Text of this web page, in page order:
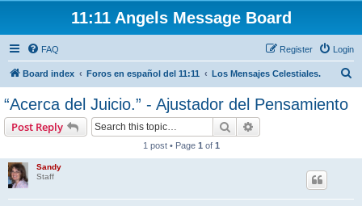
11:11 Angels Message Board
FAQ Login
Register
Board index Foros en español del 11:11 Los Mensajes Celestiales.
“Acerca del Juicio.” - Ajustador del Pensamiento
Post Reply Search
1 post • Page 1 of 1
Sandy
Staff